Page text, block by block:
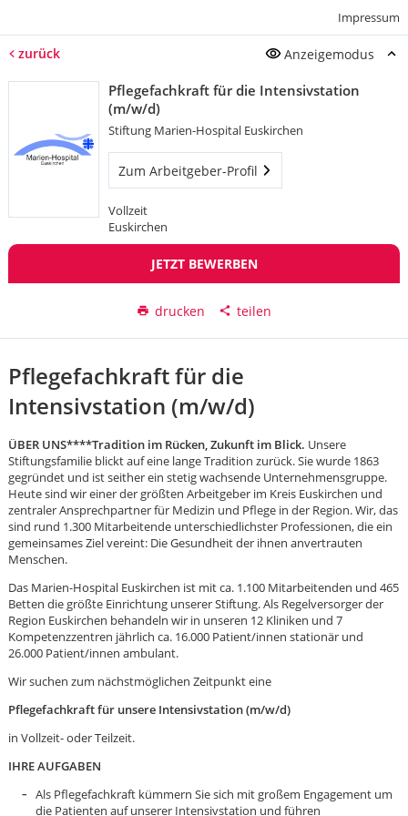
Impressum
zurück Anzeigemodus
Pflegefachkraft für die Intensivstation
(m/w/d)
Stiftung Marien-Hospital Euskirchen
Zum Arbeitgeber-Profil
Vollzeit
Euskirchen
JETZT BEWERBEN
drucken teilen
Pflegefachkraft für die
Intensivstation (m/w/d)
ÜBER UNS****Tradition im Rücken, Zukunft im Blick. Unsere
Stiftungsfamilie blickt auf eine lange Tradition zurück. Sie wurde 1863
gegründet und ist seither ein stetig wachsende Unternehmensgruppe.
Heute sind wir einer der größten Arbeitgeber im Kreis Euskirchen und
zentraler Ansprechpartner für Medizin und Pflege in der Region. Wir, das
sind rund 1.300 Mitarbeitende unterschiedlichster Professionen, die ein
gemeinsames Ziel vereint: Die Gesundheit der ihnen anvertrauten
Menschen.
Das Marien-Hospital Euskirchen ist mit ca. 1.100 Mitarbeitenden und 465
Betten die größte Einrichtung unserer Stiftung. Als Regelversorger der
Region Euskirchen behandeln wir in unseren 12 Kliniken und 7
Kompetenzzentren jährlich ca. 16.000 Patient/innen stationär und
26.000 Patient/innen ambulant.
Wir suchen zum nächstmöglichen Zeitpunkt eine
Pflegefachkraft für unsere Intensivstation (m/w/d)
in Vollzeit- oder Teilzeit.
IHRE AUFGABEN
Als Pflegefachkraft kümmern Sie sich mit großem Engagement um
die Patienten auf unserer Intensivstation und führen